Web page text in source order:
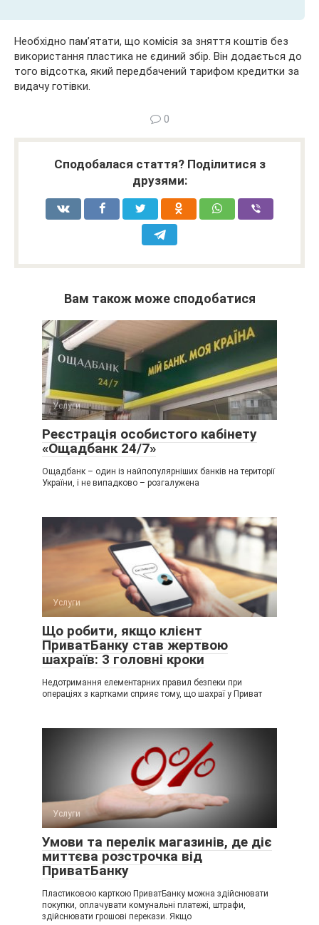
Необхідно пам’ятати, що комісія за зняття коштів без
використання пластика не єдиний збір. Він додається до
того відсотка, який передбачений тарифом кредитки за
видачу готівки.
0
Сподобалася стаття? Поділитися з
друзями:
Вам також може сподобатися
Услуги
Реєстрація особистого кабінету
«Ощадбанк 24/7»
Ощадбанк – один із найпопулярніших банків на території
України, і не випадково – розгалужена
Услуги
Що робити, якщо клієнт
ПриватБанку став жертвою
шахраїв: 3 головні кроки
Недотримання елементарних правил безпеки при
операціях з картками сприяє тому, що шахраї у Приват
Услуги
Умови та перелік магазинів, де діє
миттєва розстрочка від
ПриватБанку
Пластиковою карткою ПриватБанку можна здійснювати
покупки, оплачувати комунальні платежі, штрафи,
здійснювати грошові перекази. Якщо